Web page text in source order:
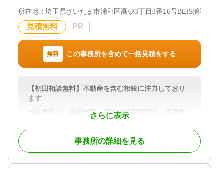
面談後、今後の進め方をご提案いたします。ご契約
内容についてご不明な点がありましたら、お気軽に
お尋ねください。
②新宿・横浜・大宮・千葉の4拠点｜オンライン相談
も可能
り、首都圏エリアの各駅から通いやすい立地に事務
所を構えています。
お電話・メール・専用フォームでお問い合わせくだ
さい。お近くの拠点への直接相談、または電話・オ
ンラインでのご相談もご利用いただけます。朝7時か
ら夜22時まで、土日祝日も受付しております。
所在地： 埼玉県さいたま市浦和区高砂3丁目6番16号BEIS浦和ビ
見積無料 PR
無料 この事務所を含めて一括見積をする
さらに表示
【初回相談無料】不動産を含む相続に注力しており
ます
当事務所は、遺産分割、遺留分侵害額請求、相続放
棄をはじめ、相続に関する幅広い問題に対応してい
ます 。
遺産分割協議や調停の成立後に必要となる手続きに
ついても、司法書士・税理士などの関連士業や不動
事務所の詳細を見る